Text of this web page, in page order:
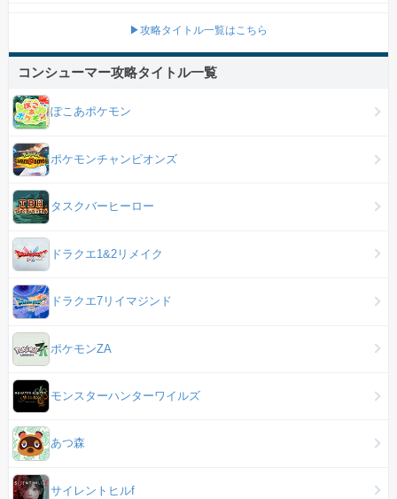
▶攻略タイトル一覧はこちら
コンシューマー攻略タイトル一覧
ぽこあポケモン
ポケモンチャンピオンズ
タスクバーヒーロー
ドラクエ1&2リメイク
ドラクエ7リイマジンド
ポケモンZA
モンスターハンターワイルズ
あつ森
サイレントヒルf